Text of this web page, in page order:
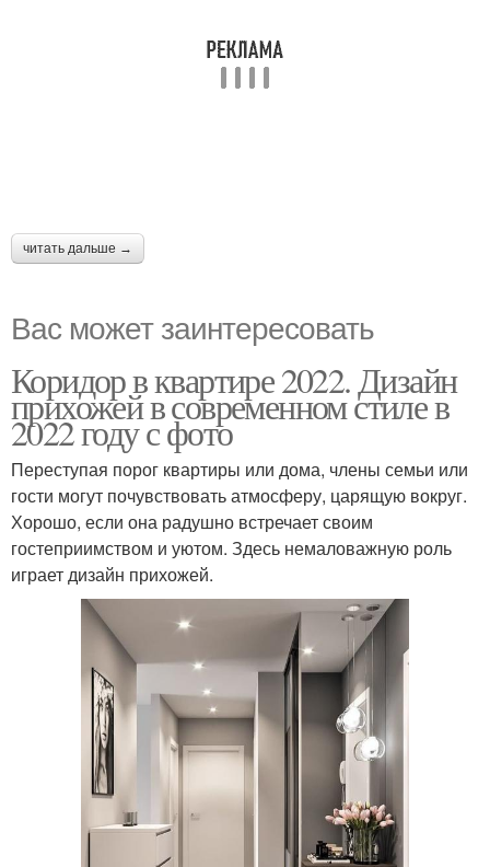
читать дальше →
Вас может заинтересовать
Коридор в квартире 2022. Дизайн
прихожей в современном стиле в
2022 году с фото
Переступая порог квартиры или дома, члены семьи или
гости могут почувствовать атмосферу, царящую вокруг.
Хорошо, если она радушно встречает своим
гостеприимством и уютом. Здесь немаловажную роль
играет дизайн прихожей.